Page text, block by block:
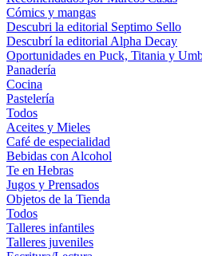
Cómics y mangas
Descubri la editorial Septimo Sello
Descubrí la editorial Alpha Decay
Oportunidades en Puck, Titania y
Panadería
Cocina
Pastelería
Todos
Aceites y Mieles
Café de especialidad
Bebidas con Alcohol
Te en Hebras
Jugos y Prensados
Objetos de la Tienda
Todos
Talleres infantiles
Talleres juveniles